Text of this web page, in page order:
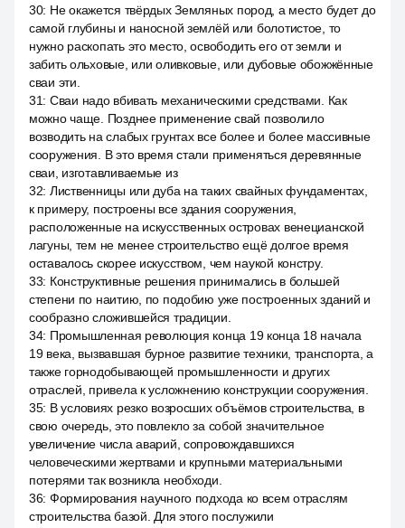
30: Не окажется твёрдых Земляных пород, а место будет до
самой глубины и наносной землёй или болотистое, то
нужно раскопать это место, освободить его от земли и
забить ольховые, или оливковые, или дубовые обожжённые
сваи эти.
31: Сваи надо вбивать механическими средствами. Как
можно чаще. Позднее применение свай позволило
возводить на слабых грунтах все более и более массивные
сооружения. В это время стали применяться деревянные
сваи, изготавливаемые из
32: Лиственницы или дуба на таких свайных фундаментах,
к примеру, построены все здания сооружения,
расположенные на искусственных островах венецианской
лагуны, тем не менее строительство ещё долгое время
оставалось скорее искусством, чем наукой констру.
33: Конструктивные решения принимались в большей
степени по наитию, по подобию уже построенных зданий и
сообразно сложившейся традиции.
34: Промышленная революция конца 19 конца 18 начала
19 века, вызвавшая бурное развитие техники, транспорта, а
также горнодобывающей промышленности и других
отраслей, привела к усложнению конструкции сооружения.
35: В условиях резко возросших объёмов строительства, в
свою очередь, это повлекло за собой значительное
увеличение числа аварий, сопровождавшихся
человеческими жертвами и крупными материальными
потерями так возникла необходи.
36: Формирования научного подхода ко всем отраслям
строительства базой. Для этого послужили